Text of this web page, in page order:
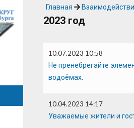
Главная
2023 год
10.07.2023 10:58
Не пренебрегайте
водоёмах.
10.04.2023 14:17
Уважаемые жители и